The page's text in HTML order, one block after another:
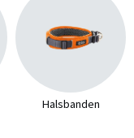
Halsbanden